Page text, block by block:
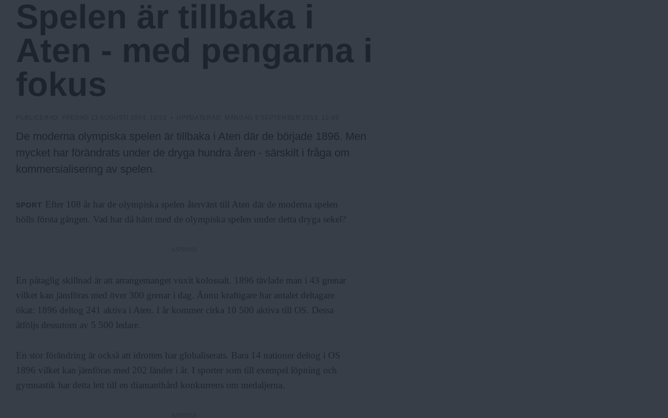
a
.
N
u
Spelen är tillbaka i
Aten - med pengarna i
fokus
De moderna olympiska spelen är tillbaka i Aten där de började 1896. Men
mycket har förändrats under de dryga hundra åren - särskilt i fråga om
kommersialisering av spelen.
SPORT
Efter 108 år har de olympiska spelen återvänt till Aten där de moderna spelen
hölls första gången. Vad har då hänt med de olympiska spelen under detta dryga sekel?
En påtaglig skillnad är att arrangemanget vuxit kolossalt. 1896 tävlade man i 43 grenar
vilket kan jämföras med över 300 grenar i dag. Ännu kraftigare har antalet deltagare
ökat: 1896 deltog 241 aktiva i Aten. I år kommer cirka 10 500 aktiva till OS. Dessa
åtföljs dessutom av 5 500 ledare.
En stor förändring är också att idrotten har globaliserats. Bara 14 nationer deltog i OS
1896 vilket kan jämföras med 202 länder i år. I sporter som till exempel löpning och
gymnastik har detta lett till en diamanthård konkurrens om medaljerna.